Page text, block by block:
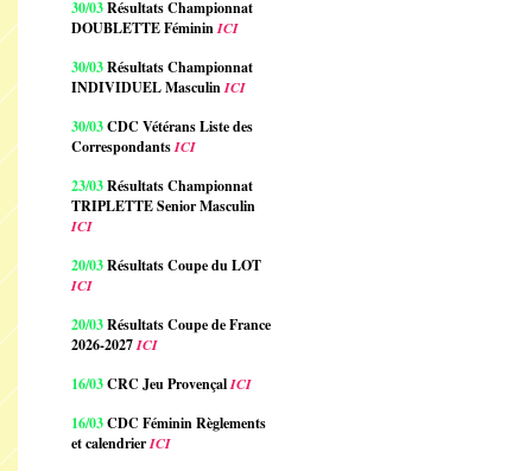
30/03Résultats Championnat
DOUBLETTE FémininICI
30/03Résultats Championnat
INDIVIDUEL MasculinICI
30/03CDC Vétérans Liste des
CorrespondantsICI
23/03Résultats Championnat
TRIPLETTE Senior Masculin
ICI
20/03Résultats Coupe du LOT
ICI
20/03Résultats Coupe de France
2026-2027ICI
16/03CRC Jeu ProvençalICI
16/03CDC Féminin Règlements
et calendrierICI